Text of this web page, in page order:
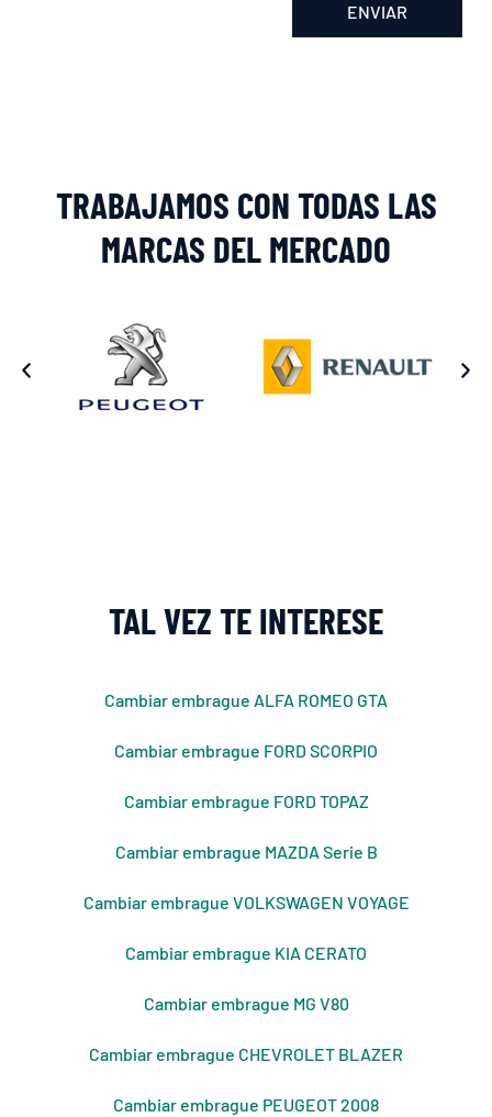
ENVIAR
TRABAJAMOS CON TODAS LAS
MARCAS DEL MERCADO
TAL VEZ TE INTERESE
Cambiar embrague ALFA ROMEO GTA
Cambiar embrague FORD SCORPIO
Cambiar embrague FORD TOPAZ
Cambiar embrague MAZDA Serie B
Cambiar embrague VOLKSWAGEN VOYAGE
Cambiar embrague KIA CERATO
Cambiar embrague MG V80
Cambiar embrague CHEVROLET BLAZER
Cambiar embrague PEUGEOT 2008